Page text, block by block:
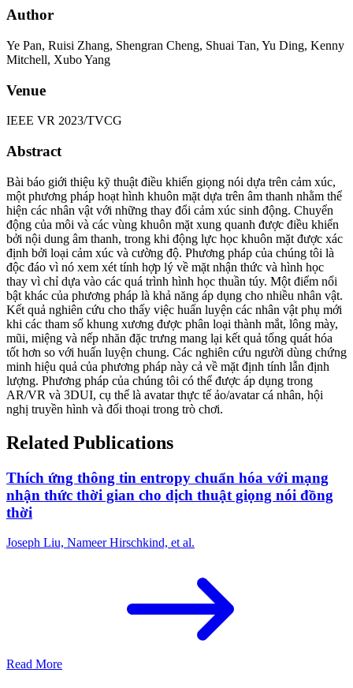
Author
Ye Pan, Ruisi Zhang, Shengran Cheng, Shuai Tan, Yu Ding, Kenny
Mitchell, Xubo Yang
Venue
IEEE VR 2023/TVCG
Abstract
Bài báo giới thiệu kỹ thuật điều khiển giọng nói dựa trên cảm xúc,
một phương pháp hoạt hình khuôn mặt dựa trên âm thanh nhằm thể
hiện các nhân vật với những thay đổi cảm xúc sinh động. Chuyển
động của môi và các vùng khuôn mặt xung quanh được điều khiển
bởi nội dung âm thanh, trong khi động lực học khuôn mặt được xác
định bởi loại cảm xúc và cường độ. Phương pháp của chúng tôi là
độc đáo vì nó xem xét tính hợp lý về mặt nhận thức và hình học
thay vì chỉ dựa vào các quá trình hình học thuần túy. Một điểm nổi
bật khác của phương pháp là khả năng áp dụng cho nhiều nhân vật.
Kết quả nghiên cứu cho thấy việc huấn luyện các nhân vật phụ mới
khi các tham số khung xương được phân loại thành mắt, lông mày,
mũi, miệng và nếp nhăn đặc trưng mang lại kết quả tổng quát hóa
tốt hơn so với huấn luyện chung. Các nghiên cứu người dùng chứng
minh hiệu quả của phương pháp này cả về mặt định tính lẫn định
lượng. Phương pháp của chúng tôi có thể được áp dụng trong
AR/VR và 3DUI, cụ thể là avatar thực tế ảo/avatar cá nhân, hội
nghị truyền hình và đối thoại trong trò chơi.
Related Publications
Thích ứng thông tin entropy chuẩn hóa với mạng
nhận thức thời gian cho dịch thuật giọng nói đồng
thời
Joseph Liu, Nameer Hirschkind, et al.
Read More